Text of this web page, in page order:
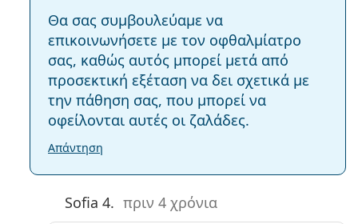
Θα σας συμβουλεύαμε να
επικοινωνήσετε με τον οφθαλμίατρο
σας, καθώς αυτός μπορεί μετά από
προσεκτική εξέταση να δει σχετικά με
την πάθηση σας, που μπορεί να
οφείλονται αυτές οι ζαλάδες.
Απάντηση
Sofia 4. πριν 4 χρόνια